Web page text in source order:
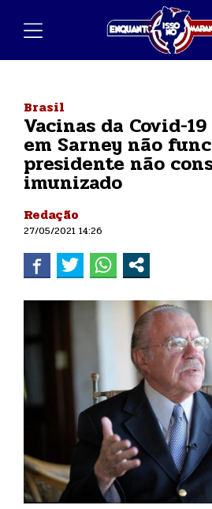
Brasil
Vacinas da Covid-
em Sarney não
presidente não
imunizado
Redação
27/05/2021 14:26